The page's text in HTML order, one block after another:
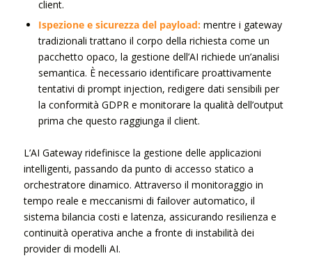
client.
Ispezione e sicurezza del payload:mentre i gateway
tradizionali trattano il corpo della richiesta come un
pacchetto opaco, la gestione dell’AI richiede un’analisi
semantica. È necessario identificare proattivamente
tentativi di prompt injection, redigere dati sensibili per
la conformità GDPR e monitorare la qualità dell’output
prima che questo raggiunga il client.
L’AI Gateway ridefinisce la gestione delle applicazioni
intelligenti, passando da punto di accesso statico a
orchestratore dinamico. Attraverso il monitoraggio in
tempo reale e meccanismi di failover automatico, il
sistema bilancia costi e latenza, assicurando resilienza e
continuità operativa anche a fronte di instabilità dei
provider di modelli AI.